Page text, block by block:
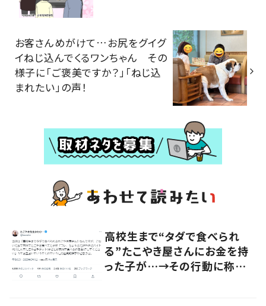
お客さんめがけて…お尻をグイグ
イねじ込んでくるワンちゃん その
様子に「ご褒美ですか？」「ねじ込
まれたい」の声！
高校生まで“タダで食べられ
る”たこやき屋さんにお金を持
った子が…→その行動に称賛